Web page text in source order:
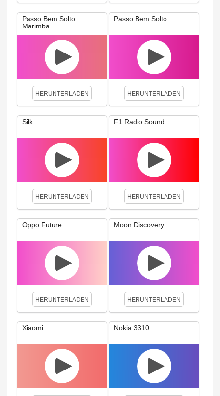
Passo Bem Solto
Marimba
HERUNTERLADEN
Passo Bem Solto
HERUNTERLADEN
Silk
HERUNTERLADEN
F1 Radio Sound
HERUNTERLADEN
Oppo Future
HERUNTERLADEN
Moon Discovery
HERUNTERLADEN
Xiaomi Nokia 3310